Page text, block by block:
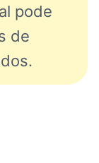
pode
de